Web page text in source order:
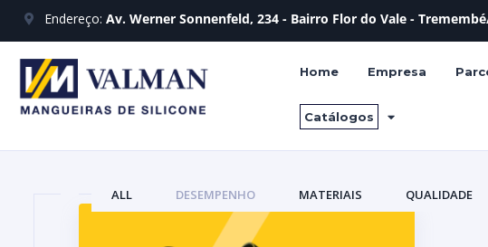
Endereço:Av. Werner Sonnenfeld, 234 - Bairro Flor do Vale -
Home Empresa
Catálogos
ALL DESEMPENHO MATERIAIS QUALIDADE